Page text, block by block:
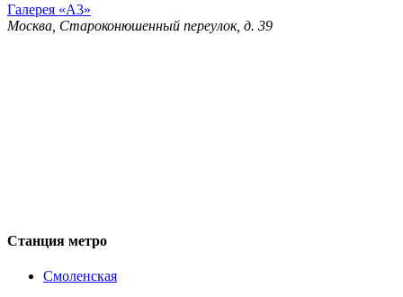
Галерея «А3»
Москва, Староконюшенный переулок, д. 39
Станция метро
Смоленская